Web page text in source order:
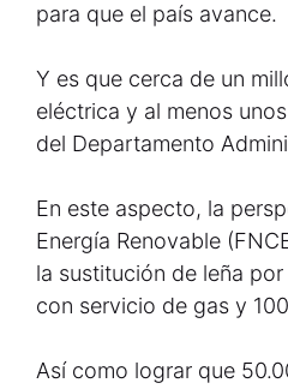
para que el país avance.
Y es que cerca de un
eléctrica y al menos
del Departamento
En este aspecto, la
Energía Renovable
la sustitución de leña
con servicio de gas y
Así como lograr que